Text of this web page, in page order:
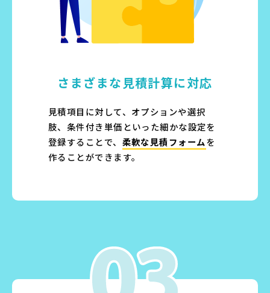
さまざまな 見積計算に対応
見積項目に対して、オプションや選択
肢、条件付き単価といった細かな設定を
登録することで、 柔軟な見積フォームを
作ることができます。